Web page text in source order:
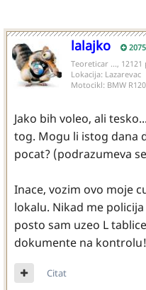
lalajko 2075
Teoreticar ..., 12121
Lokacija: Lazarevac
Motocikl: BMW
Jako bih voleo, ali
tog. Mogu li istog dana
pocat? (podrazumeva
Inace, vozim ovo moje
lokalu. Nikad me
posto sam uzeo L
dokumente na
Citat